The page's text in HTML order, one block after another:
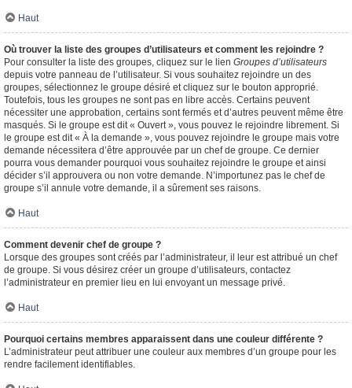
Haut
Où trouver la liste des groupes d’utilisateurs et comment les rejoindre ?
Pour consulter la liste des groupes, cliquez sur le lien Groupes d’utilisateurs
depuis votre panneau de l’utilisateur. Si vous souhaitez rejoindre un des
groupes, sélectionnez le groupe désiré et cliquez sur le bouton approprié.
Toutefois, tous les groupes ne sont pas en libre accès. Certains peuvent
nécessiter une approbation, certains sont fermés et d’autres peuvent même être
masqués. Si le groupe est dit « Ouvert », vous pouvez le rejoindre librement. Si
le groupe est dit « À la demande », vous pouvez rejoindre le groupe mais votre
demande nécessitera d’être approuvée par un chef de groupe. Ce dernier
pourra vous demander pourquoi vous souhaitez rejoindre le groupe et ainsi
décider s’il approuvera ou non votre demande. N’importunez pas le chef de
groupe s’il annule votre demande, il a sûrement ses raisons.
Haut
Comment devenir chef de groupe ?
Lorsque des groupes sont créés par l’administrateur, il leur est attribué un chef
de groupe. Si vous désirez créer un groupe d’utilisateurs, contactez
l’administrateur en premier lieu en lui envoyant un message privé.
Haut
Pourquoi certains membres apparaissent dans une couleur différente ?
L’administrateur peut attribuer une couleur aux membres d’un groupe pour les
rendre facilement identifiables.